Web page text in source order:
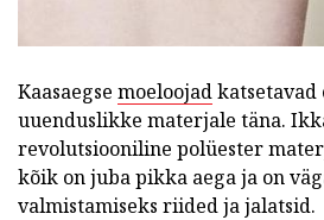
Kaasaegse moeloojad
uuenduslikke materjale täna.
revolutsiooniline polüester
kõik on juba pikka aega ja on
valmistamiseks riided ja jalatsid.